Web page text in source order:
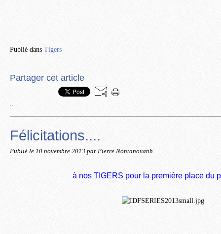
Publié dans Tigers
Partager cet article
Félicitations....
Publié le 10 novembre 2013 par Pierre Nontanovanh
à nos TIGERS pour la première place du